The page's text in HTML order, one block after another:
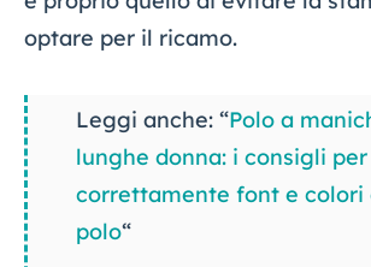
optare per il ricamo.
Leggi anche: “Polo a
lunghe donna: i consigli
correttamente font e colori
polo“